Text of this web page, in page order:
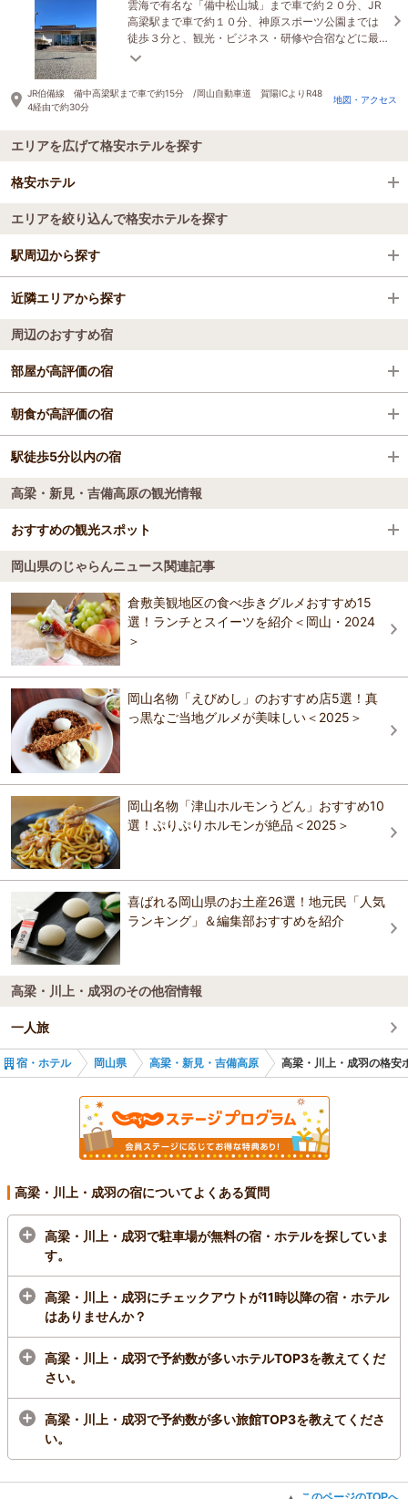
雲海で有名な「備中松山城」まで車で約２０分、JR
高梁駅まで車で約１０分、神原スポーツ公園までは
徒歩３分と、観光・ビジネス・研修や合宿などに最
適です！
JR伯備線 備中高梁駅まで車で約15分 /岡山自動車道 賀陽ICよりR48
4経由で約30分
地図・アクセス
エリアを広げて格安ホテルを探す
格安ホテル
全国の格安ホテル
高梁・新見・吉備高原
エリアを絞り込んで格安ホテルを探す
駅周辺から探す
備中高梁駅
近隣エリアから探す
新見・阿哲
周辺のおすすめ宿
部屋が高評価の宿
新見 グランドホテルみよしや
朝食が高評価の宿
新見 グランドホテルみよしや
新見ビジネスシティーホテル
駅徒歩5分以内の宿
新見 グランドホテルみよしや
高梁・新見・吉備高原の観光情報
おすすめの観光スポット
備中松山城
4.3
城山の臥牛山は大松山、小松山、天神丸、前山の四峰から成るが、秋
庭重信が延応2年（1240）大松山に砦を築いたことに始まります。 現
在の「備中松山城」は天和3年（1683）、松山藩主水谷勝宗の手によ
って完成したものといわれています。 現在は二層二階の天守の他、二
重櫓、大手門や櫓の礎石、土塀、高い石垣などが残っています。平成9
年本丸の一部が復元されました。天守、二重櫓、土塀の一部が国の重
要文化財に指定されています。 現存する天守を持ち、日本一高い場所
にある山城であり、秋から春にかけて、早朝のみに見ることができる
雲海に浮かぶ姿は幻想的です。 【料金】 大人: 500円 団体割引あり 中
学生: 200円 団体割引あり 小学生: 200円 団体割引あり
おすすめの観光スポットガイドを見る
岡山県のじゃらんニュース関連記事
倉敷美観地区の食べ歩きグルメおすすめ15
選！ランチとスイーツを紹介＜岡山・2024
＞
岡山名物「えびめし」のおすすめ店5選！真
っ黒なご当地グルメが美味しい＜2025＞
岡山名物「津山ホルモンうどん」おすすめ10
選！ぷりぷりホルモンが絶品＜2025＞
喜ばれる岡山県のお土産26選！地元民「人気
ランキング」＆編集部おすすめを紹介
高梁・川上・成羽のその他宿情報
一人旅
宿・ホテル 岡山県 高梁・新見・吉備高原 高梁・川上・成羽の格安
高梁・川上・成羽の宿についてよくある質問
高梁・川上・成羽で駐車場が無料の宿・ホテルを探していま
す。
高梁・川上・成羽にチェックアウトが11時以降の宿・ホテル
はありませんか？
高梁・川上・成羽で予約数が多いホテルTOP3を教えてくだ
さい。
高梁・川上・成羽で予約数が多い旅館TOP3を教えてくださ
い。